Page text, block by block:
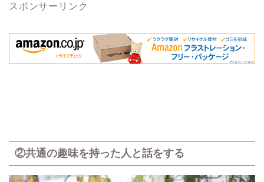
スポンサーリンク
②共通の趣味を持った人と話をする